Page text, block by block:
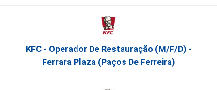
KFC - Operador De Restauração (m/f/d) -
Ferrara Plaza (Paços De Ferreira)